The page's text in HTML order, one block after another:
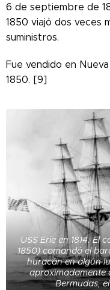
6 de septiembre de
1850 viajó dos veces
suministros.
Fue vendido en
1850. [9]
USS Erie en 1814. El
1850) comandó el
huracán en algún
aproximadamente
Bermudas,